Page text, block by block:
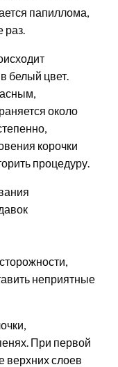
папиллома,
раз.
белый цвет.
около
корочки
процедуру.
неприятные
При первой
верхних слоев